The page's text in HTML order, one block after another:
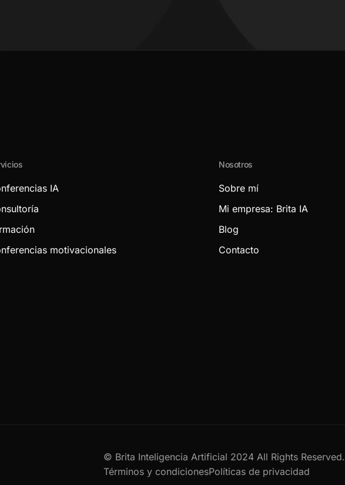
IA
motivacionales
Nosotros
Sobre mí
Mi empresa: Brita IA
Blog
Contacto
© Brita Inteligencia Artificial 2024 All Rights Reserved.
Términos y condicionesPolíticas de privacidad